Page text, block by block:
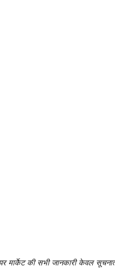
मार्केट की सभी जानकारी केवल